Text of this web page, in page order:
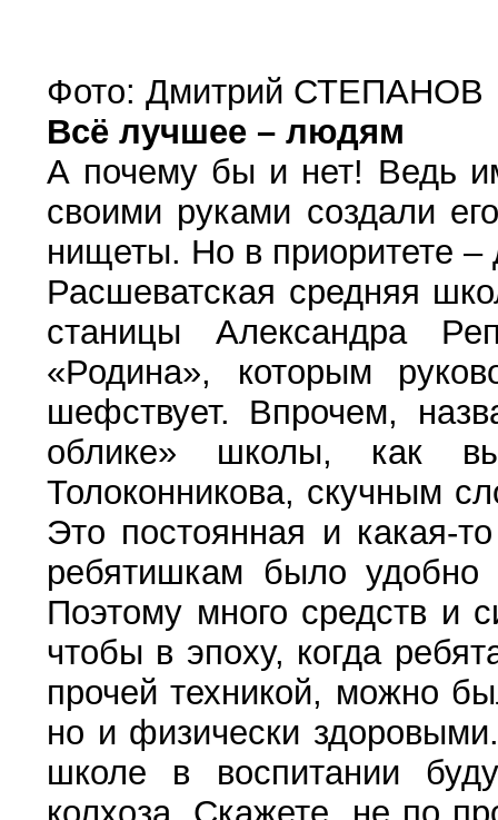
Фото: Дмитрий СТЕПАНОВ
Всё лучшее – людям
А почему бы и нет! Ведь
своими руками создали
нищеты. Но в приоритете –
Расшеватская средняя
станицы Александра
«Родина», которым
шефствует. Впрочем,
облике» школы, как
Толоконникова, скучным
Это постоянная и какая-
ребятишкам было удобно
Поэтому много средств и
чтобы в эпоху, когда
прочей техникой, можно
но и физически
школе в воспитании